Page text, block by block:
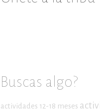
Buscas algo?
actividades 12-18 meses